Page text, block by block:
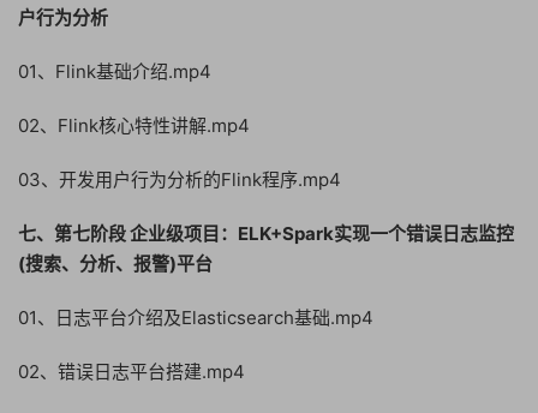
户行为分析
01、Flink基础介绍.mp4
02、Flink核心特性讲解.mp4
03、开发用户行为分析的Flink程序.mp4
七、第七阶段 企业级项目：ELK+Spark实现一个错误日志监控
(搜索、分析、报警)平台
01、日志平台介绍及Elasticsearch基础.mp4
02、错误日志平台搭建.mp4